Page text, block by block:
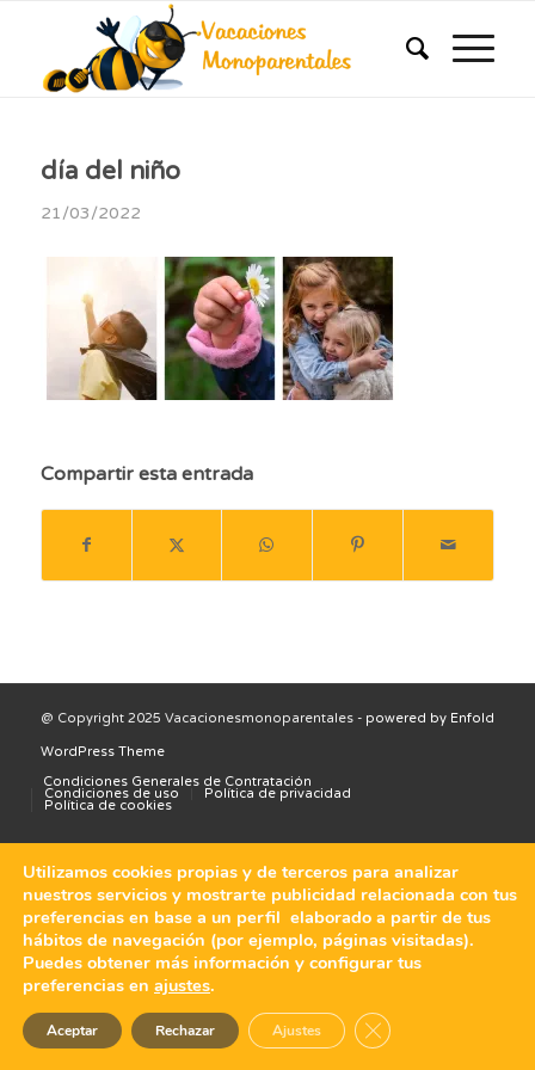
día del niño
21/03/2022
Compartir esta entrada
@ Copyright 2025 Vacacionesmonoparentales - powered by Enfold
WordPress Theme
Condiciones Generales de Contratación
Condiciones de uso Política de privacidad
Política de cookies
Utilizamos cookies propias y de terceros para analizar
nuestros servicios y mostrarte publicidad relacionada con tus
preferencias en base a un perfil elaborado a partir de tus
hábitos de navegación (por ejemplo, páginas visitadas).
Puedes obtener más información y configurar tus
preferencias en ajustes.
Aceptar Rechazar Ajustes Cerrar el banner de